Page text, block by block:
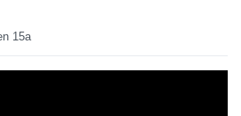
15a